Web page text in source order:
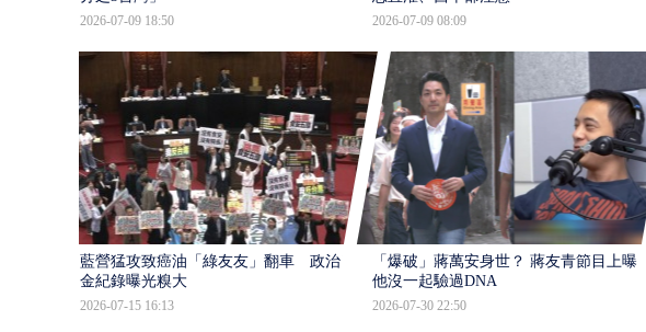
2026-07-09 18:50 2026-07-09 08:09
藍營猛攻致癌油「綠友友」翻車 政治獻
金紀錄曝光糗大
2026-07-15 16:13
「爆破」蔣萬安身世？ 蔣友青節目上曝：
他沒一起驗過DNA
2026-07-30 22:50